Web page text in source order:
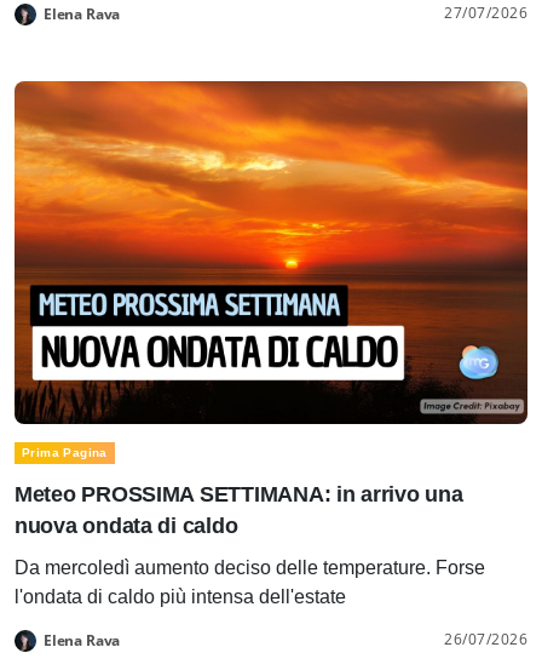
Elena Rava 27/07/2026
Prima Pagina
Meteo PROSSIMA SETTIMANA: in arrivo una
nuova ondata di caldo
Da mercoledì aumento deciso delle temperature. Forse
l'ondata di caldo più intensa dell'estate
Elena Rava 26/07/2026